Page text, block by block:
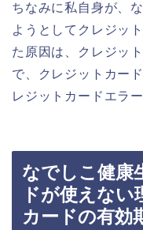
ちなみに私自身が、
ようとしてクレジッ
た原因は、クレジッ
で、クレジットカー
レジットカードエラ
なでしこ健康
ドが使えない
カードの有効